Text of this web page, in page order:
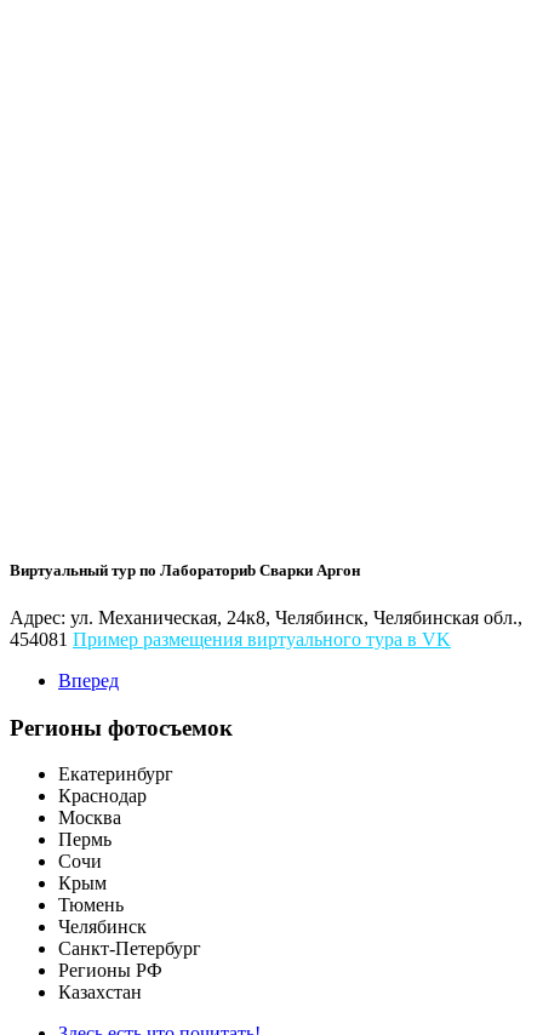
Виртуальный тур по Лабораториb Сварки Аргон
Адрес: ул. Механическая, 24к8, Челябинск, Челябинская обл.,
454081 Пример размещения виртуального тура в VK
Вперед
Регионы фотосъемок
Екатеринбург
Краснодар
Москва
Пермь
Сочи
Крым
Тюмень
Челябинск
Санкт-Петербург
Регионы РФ
Казахстан